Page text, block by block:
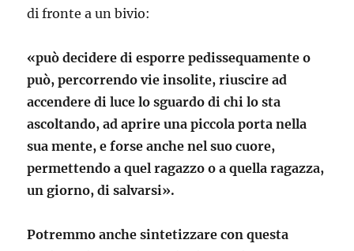
di fronte a un bivio:
«può decidere di esporre pedissequamente o
può, percorrendo vie insolite, riuscire ad
accendere di luce lo sguardo di chi lo sta
ascoltando, ad aprire una piccola porta nella
sua mente, e forse anche nel suo cuore,
permettendo a quel ragazzo o a quella ragazza,
un giorno, di salvarsi».
Potremmo anche sintetizzare con questa